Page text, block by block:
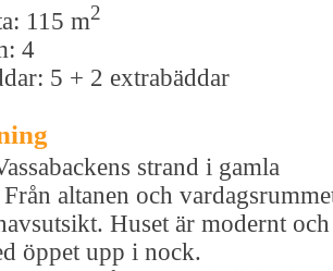
115 m2
4
5 + 2 extrabäddar
strand i gamla
altanen och
Huset är modernt och
öppet upp i nock.